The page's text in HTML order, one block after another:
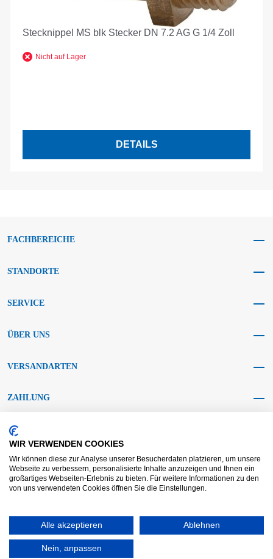
Stecknippel MS blk Stecker DN 7.2 AG G 1/4 Zoll
Nicht auf Lager
DETAILS
FACHBEREICHE
STANDORTE
SERVICE
ÜBER UNS
VERSANDARTEN
ZAHLUNG
SOCIAL MEDIA
Impressum
Datenschutz
Copyright © 2025 - KRAFT Baustoffe GmbH
WIR VERWENDEN COOKIES
Wir können diese zur Analyse unserer Besucherdaten platzieren, um unsere
Webseite zu verbessern, personalisierte Inhalte anzuzeigen und Ihnen ein
großartiges Webseiten-Erlebnis zu bieten. Für weitere Informationen zu den
von uns verwendeten Cookies öffnen Sie die Einstellungen.
Alle akzeptieren Ablehnen
Nein, anpassen